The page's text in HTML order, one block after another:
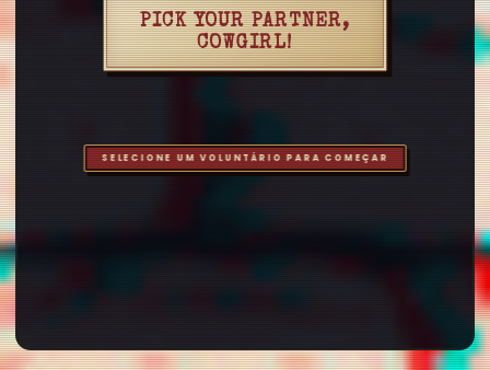
anaharae arshanji aussi
baekart bigbang
cerebrodog
eto